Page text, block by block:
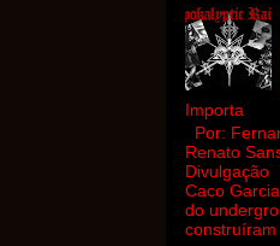
Importa
Por:
Renato
Divulgação
Caco
do
construíram